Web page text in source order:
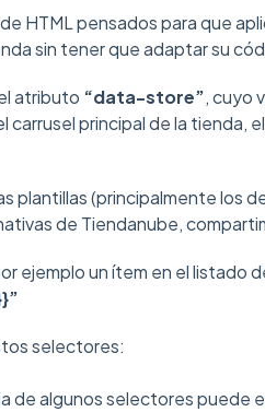
HTML pensados para que
sin tener que adaptar su
atributo “data-store”, cuyo
carrusel principal de la tienda,
plantillas (principalmente los
de Tiendanube,
ejemplo un ítem en el listado
selectores:
de algunos selectores puede